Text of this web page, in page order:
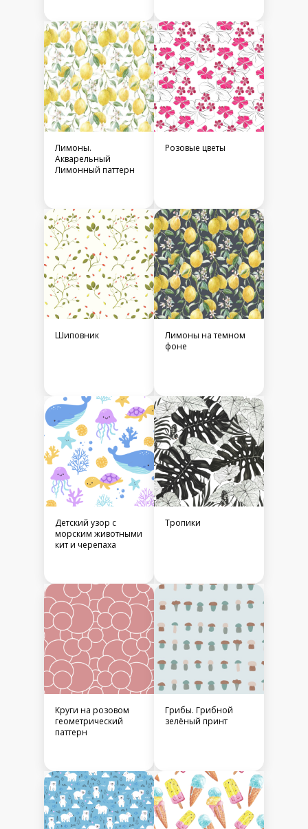
Лимоны.
Акварельный
Лимонный паттерн
Розовые цветы
Шиповник
Лимоны на темном
фоне
Детский узор с
морским животными
кит и черепаха
Тропики
Круги на розовом
геометрический
паттерн
Грибы. Грибной
зелёный принт